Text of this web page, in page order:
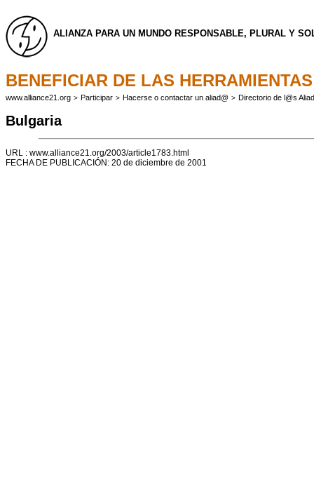
ALIANZA PARA UN MUNDO RESPONSABLE, PLURAL Y
BENEFICIAR DE LAS
www.alliance21.org > Participar > Hacerse o contactar un aliad@ > Directorio de l@s
Bulgaria
URL : www.alliance21.org/2003/article1783.html
FECHA DE PUBLICACIÓN: 20 de diciembre de 2001